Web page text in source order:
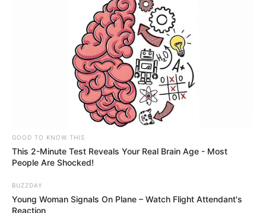
GOOD TO KNOW THIS
This 2-Minute Test Reveals Your Real Brain Age - Most
People Are Shocked!
BUZZDAY
Young Woman Signals On Plane – Watch Flight Attendant's
Reaction